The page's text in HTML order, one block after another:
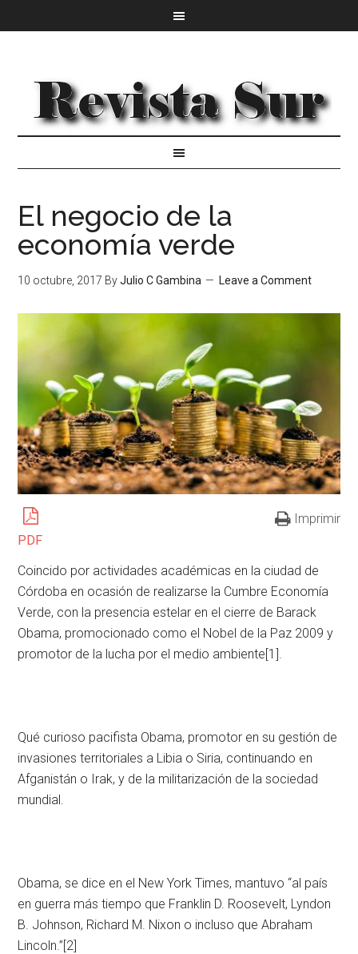
El negocio de la
economía verde
10 octubre, 2017 ByJulio C Gambina Leave a Comment
PDF
Imprimir
Coincido por actividades académicas en la ciudad de
Córdoba en ocasión de realizarse la Cumbre Economía
Verde, con la presencia estelar en el cierre de Barack
Obama, promocionado como el Nobel de la Paz 2009 y
promotor de la lucha por el medio ambiente[1].
Qué curioso pacifista Obama, promotor en su gestión de
invasiones territoriales a Libia o Siria, continuando en
Afganistán o Irak, y de la militarización de la sociedad
mundial.
Obama, se dice en el New York Times, mantuvo “al país
en guerra más tiempo que Franklin D. Roosevelt, Lyndon
B. Johnson, Richard M. Nixon o incluso que Abraham
Lincoln.”[2]